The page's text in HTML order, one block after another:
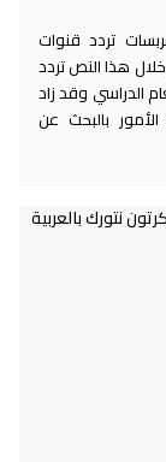
تردد قنوات
هذا النص تردد
الدراسي وقد زاد
بالبحث عن